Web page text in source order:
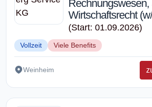
Rechnungswesen,
Wirtschaftsrecht
(Start: 01.09.2026)
Vollzeit Viele Benefits
Weinheim